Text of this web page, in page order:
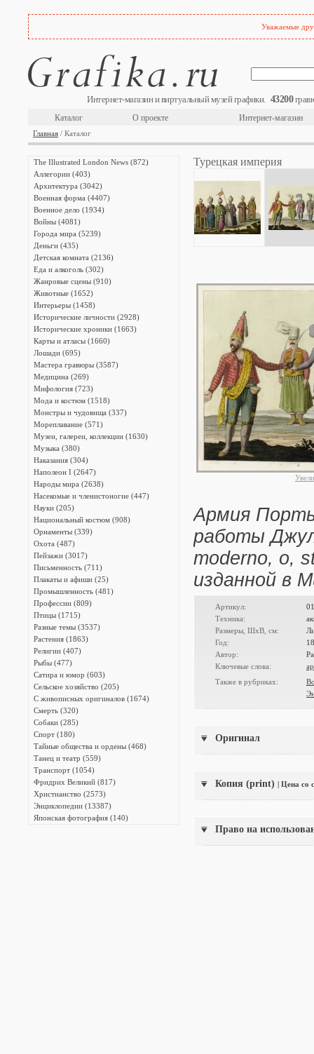
Уважаемые
Интернет-магазин и виртуальный музей графики. 43200
Каталог О проекте Интернет-магазин
Главная / Каталог
The Illustrated London News (872)
Аллегории (403)
Архитектура (3042)
Военная форма (4407)
Военное дело (1934)
Войны (4081)
Города мира (5239)
Деньги (435)
Детская комната (2136)
Еда и алкоголь (302)
Жанровые сцены (910)
Животные (1652)
Интерьеры (1458)
Исторические личности (2928)
Исторические хроники (1663)
Карты и атласы (1660)
Лошади (695)
Мастера гравюры (3587)
Медицина (269)
Мифология (723)
Мода и костюм (1518)
Монстры и чудовища (337)
Мореплавание (571)
Музеи, галереи, коллекции (1630)
Музыка (380)
Наказания (304)
Наполеон I (2647)
Народы мира (2638)
Насекомые и членистоногие (447)
Науки (205)
Национальный костюм (908)
Орнаменты (339)
Охота (487)
Пейзажи (3017)
Письменность (711)
Плакаты и афиши (25)
Промышленность (481)
Профессии (809)
Птицы (1715)
Разные темы (3537)
Растения (1863)
Религии (407)
Рыбы (477)
Сатира и юмор (603)
Сельское хозяйство (205)
С живописных оригиналов (1674)
Смерть (320)
Собаки (285)
Спорт (180)
Тайные общества и ордены (468)
Танец и театр (559)
Транспорт (1054)
Фридрих Великий (817)
Христианство (2573)
Энциклопедии (13387)
Японская фотография (140)
Турецкая империя
Армия
работы
moderno, o,
изданной в
Артикул:
Техника:
Размеры, ШxВ, см:
Год:
Автор:
Ключевые слова:
Также в рубриках:
Оригинал
Копия (print) | Цена со
Право на